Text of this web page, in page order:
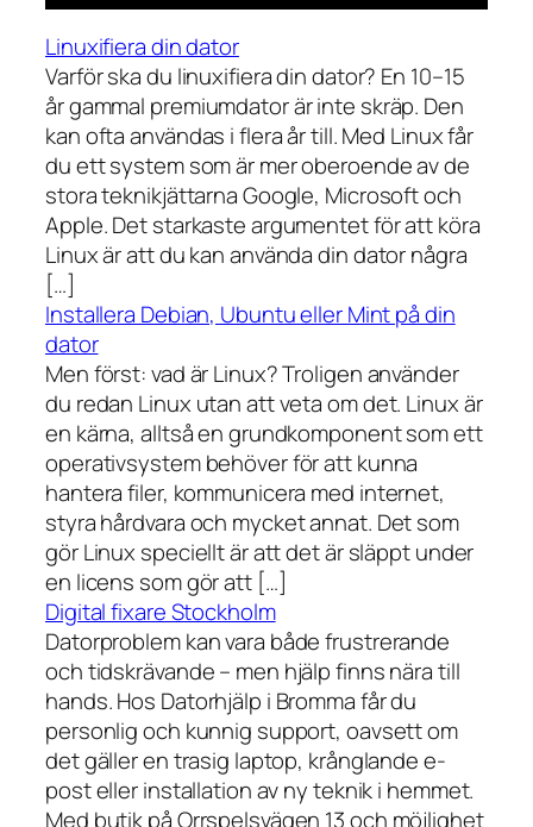
Linuxifiera din dator
Varför ska du linuxifiera din dator? En 10–15
år gammal premiumdator är inte skräp. Den
kan ofta användas i flera år till. Med Linux får
du ett system som är mer oberoende av de
stora teknikjättarna Google, Microsoft och
Apple. Det starkaste argumentet för att köra
Linux är att du kan använda din dator några
[…]
Installera Debian, Ubuntu eller Mint på din
dator
Men först: vad är Linux? Troligen använder
du redan Linux utan att veta om det. Linux är
en kärna, alltså en grundkomponent som ett
operativsystem behöver för att kunna
hantera filer, kommunicera med internet,
styra hårdvara och mycket annat. Det som
gör Linux speciellt är att det är släppt under
en licens som gör att […]
Digital fixare Stockholm
Datorproblem kan vara både frustrerande
och tidskrävande – men hjälp finns nära till
hands. Hos Datorhjälp i Bromma får du
personlig och kunnig support, oavsett om
det gäller en trasig laptop, krånglande e-
post eller installation av ny teknik i hemmet.
Med butik på Orrspelsvägen 13 och möjlighet